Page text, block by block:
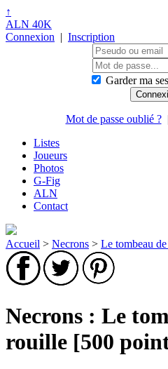
↑
ALN 40K
Connexion | Inscription
Garder ma
Mot de passe oublié ?|
Listes
Joueurs
Photos
G-Fig
ALN
Contact
Accueil > Necrons > Le tombeau
Necrons : Le
rouille [500